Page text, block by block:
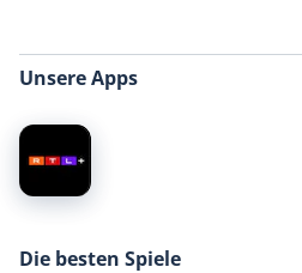
Unsere Apps
Die besten Spiele